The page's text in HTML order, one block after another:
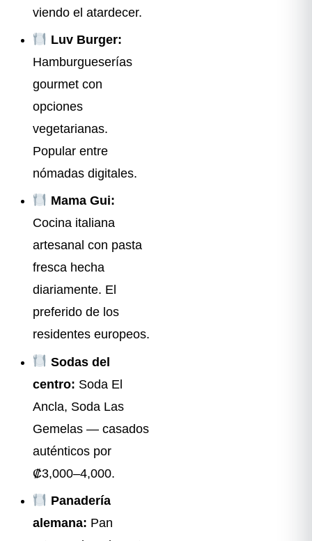
viendo el atardecer.
Luv Burger:
Hamburgueserías
gourmet con
opciones
vegetarianas.
Popular entre
nómadas digitales.
Mama Gui:
Cocina italiana
artesanal con pasta
fresca hecha
diariamente. El
preferido de los
residentes europeos.
Sodas del
centro: Soda El
Ancla, Soda Las
Gemelas — casados
auténticos por
₡3,000–4,000.
Panadería
alemana: Pan